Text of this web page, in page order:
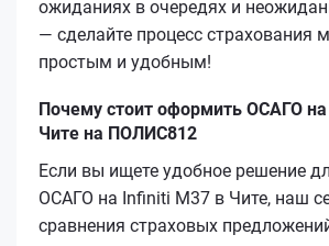
ожиданиях в очередях и
— сделайте процесс страхования
простым и удобным!
Почему стоит оформить ОСАГО
Чите на ПОЛИС812
Если вы ищете удобное решение
ОСАГО на Infiniti M37 в Чите, наш
сравнения страховых